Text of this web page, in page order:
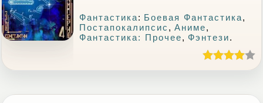
Фантастика: Боевая Фантастика,
Постапокалипсис ,Аниме,
Фантастика: Прочее, Фэнтези.